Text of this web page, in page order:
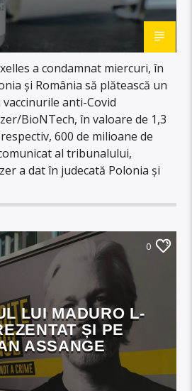
a condamnat miercuri, în
și România să plătească un
anti-Covid
BioNTech, în valoare de 1,3
600 de milioane de
al tribunalului,
a dat în judecată Polonia și
0
LUI MADURO L-
ȘI PE
ASSANGE